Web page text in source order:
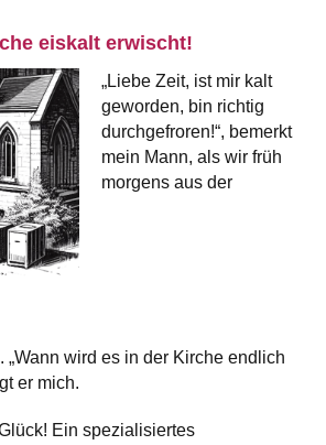
eiskalt erwischt!
„Liebe Zeit, ist mir kalt
geworden, bin richtig
durchgefroren!“, bemerkt
mein Mann, als wir früh
morgens aus der
„Wann wird es in der Kirche endlich
er mich.
Ein spezialisiertes